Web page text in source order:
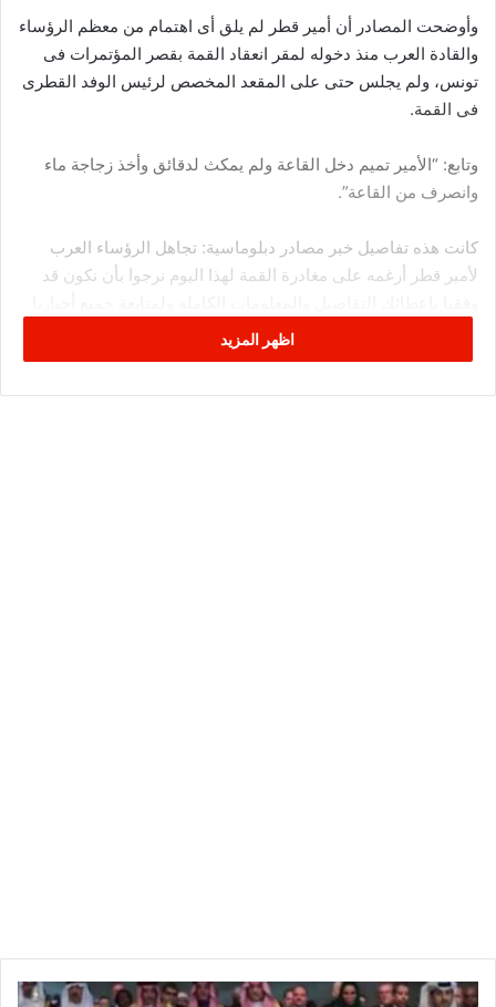
وأوضحت المصادر أن أمير قطر لم يلق أى اهتمام من معظم الرؤساء
والقادة العرب منذ دخوله لمقر انعقاد القمة بقصر المؤتمرات فى
تونس، ولم يجلس حتى على المقعد المخصص لرئيس الوفد القطرى
فى القمة.
وتابع: “الأمير تميم دخل القاعة ولم يمكث لدقائق وأخذ زجاجة ماء
وانصرف من القاعة”.
كانت هذه تفاصيل خبر مصادر دبلوماسية: تجاهل الرؤساء العرب
لأمير قطر أرغمه على مغادرة القمة لهذا اليوم نرجوا بأن نكون قد
يمكنك الإشتراك في نظام التنبيهات او في احد أنظمتنا المختلفة
لتزويدك بكل ما هو جديد.
اظهر المزيد
ب